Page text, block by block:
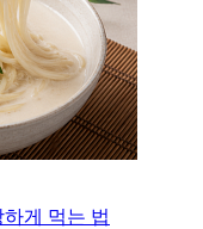
게 먹는 법